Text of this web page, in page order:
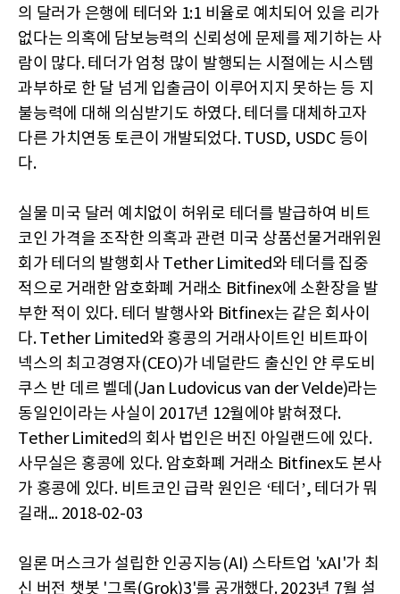
의 달러가 은행에 테더와 1:1 비율로 예치되어 있을 리가
없다는 의혹에 담보능력의 신뢰성에 문제를 제기하는 사
람이 많다. 테더가 엄청 많이 발행되는 시절에는 시스템
과부하로 한 달 넘게 입출금이 이루어지지 못하는 등 지
불능력에 대해 의심받기도 하였다. 테더를 대체하고자
다른 가치연동 토큰이 개발되었다. TUSD, USDC 등이
다.
실물 미국 달러 예치없이 허위로 테더를 발급하여 비트
코인 가격을 조작한 의혹과 관련 미국 상품선물거래위원
회가 테더의 발행회사 Tether Limited와 테더를 집중
적으로 거래한 암호화폐 거래소 Bitfinex에 소환장을 발
부한 적이 있다. 테더 발행사와 Bitfinex는 같은 회사이
다. Tether Limited와 홍콩의 거래사이트인 비트파이
넥스의 최고경영자(CEO)가 네덜란드 출신인 얀 루도비
쿠스 반 데르 벨데(Jan Ludovicus van der Velde)라는
동일인이라는 사실이 2017년 12월에야 밝혀졌다.
Tether Limited의 회사 법인은 버진 아일랜드에 있다.
사무실은 홍콩에 있다. 암호화폐 거래소 Bitfinex도 본사
가 홍콩에 있다. 비트코인 급락 원인은 ‘테더’, 테더가 뭐
길래... 2018-02-03
일론 머스크가 설립한 인공지능(AI) 스타트업 'xAI'가 최
신 버전 챗봇 '그록(Grok)3'를 공개했다. 2023년 7월 설